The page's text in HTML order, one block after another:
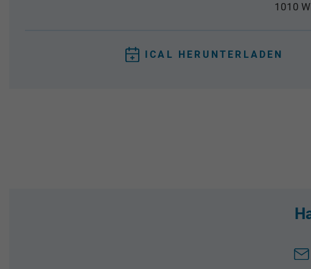
1010
ICAL HERUNTERLADEN